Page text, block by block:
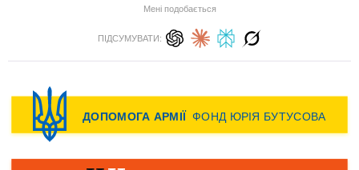
Мені подобається
ПІДСУМУВАТИ: